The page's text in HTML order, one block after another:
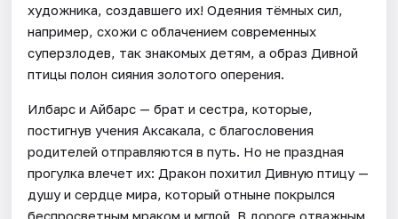
художника, создавшего их! Одеяния тёмных сил,
например, схожи с облачением современных
суперзлодев, так знакомых детям, а образ Дивной
птицы полон сияния золотого оперения.
Илбарс и Айбарс — брат и сестра, которые,
постигнув учения Аксакала, с благословения
родителей отправляются в путь. Но не праздная
прогулка влечет их: Дракон похитил Дивную птицу —
душу и сердце мира, который отныне покрылся
беспросветным мраком и мглой. В дороге отважным